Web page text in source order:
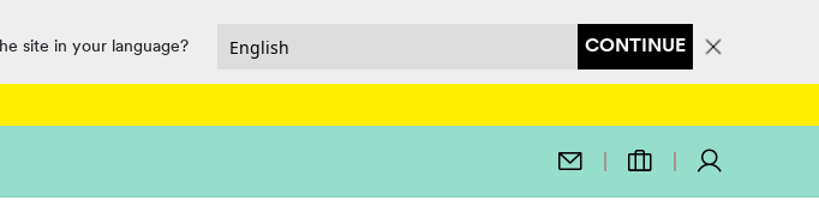
site in your language? CONTINUE